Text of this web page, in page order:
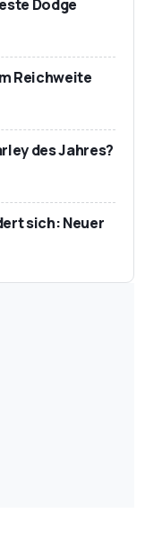
Dodge
Reichweite
des Jahres?
sich: Neuer